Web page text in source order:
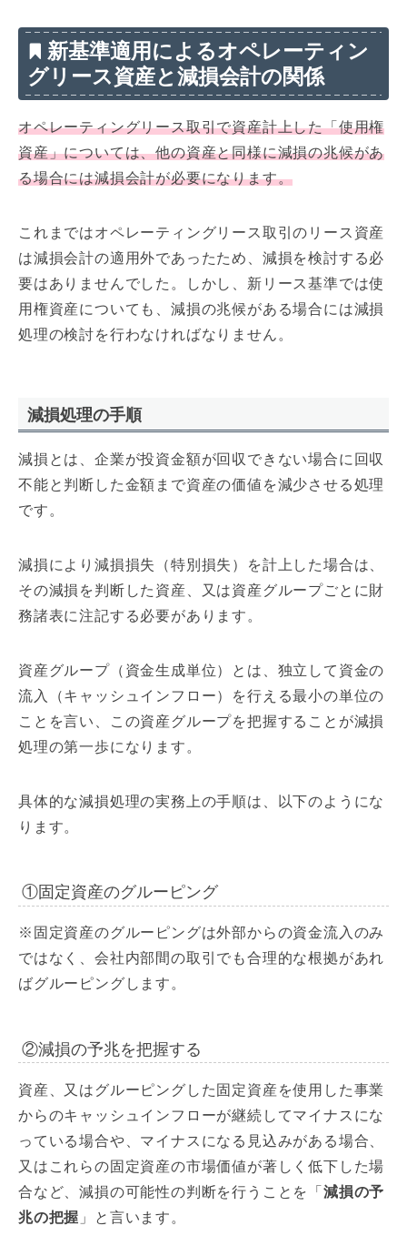
新基準適用によるオペレーティン
グリース資産と減損会計の関係
オペレーティングリース取引で資産計上した「使用権
資産」については、他の資産と同様に減損の兆候があ
る場合には減損会計が必要になります。
これまではオペレーティングリース取引のリース資産
は減損会計の適用外であったため、減損を検討する必
要はありませんでした。しかし、新リース基準では使
用権資産についても、減損の兆候がある場合には減損
処理の検討を行わなければなりません。
減損処理の手順
減損とは、企業が投資金額が回収できない場合に回収
不能と判断した金額まで資産の価値を減少させる処理
です。
減損により減損損失（特別損失）を計上した場合は、
その減損を判断した資産、又は資産グループごとに財
務諸表に注記する必要があります。
資産グループ（資金生成単位）とは、独立して資金の
流入（キャッシュインフロー）を行える最小の単位の
ことを言い、この資産グループを把握することが減損
処理の第一歩になります。
具体的な減損処理の実務上の手順は、以下のようにな
ります。
①固定資産のグルーピング
※固定資産のグルーピングは外部からの資金流入のみ
ではなく、会社内部間の取引でも合理的な根拠があれ
ばグルーピングします。
②減損の予兆を把握する
資産、又はグルーピングした固定資産を使用した事業
からのキャッシュインフローが継続してマイナスにな
っている場合や、マイナスになる見込みがある場合、
又はこれらの固定資産の市場価値が著しく低下した場
合など、減損の可能性の判断を行うことを「 減損の予
兆の把握 」と言います。